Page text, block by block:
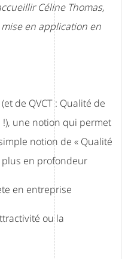
Céline Thomas,
en application en
de QVCT : Qualité de
!), une notion qui permet
notion de « Qualité
plus en profondeur
en entreprise
ou la